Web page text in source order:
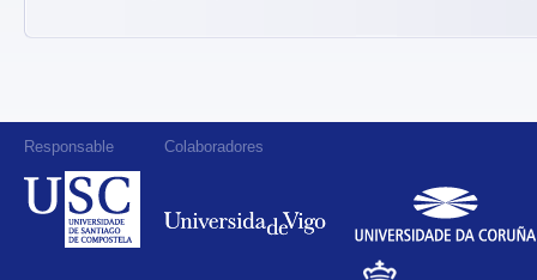
Responsable Colaboradores